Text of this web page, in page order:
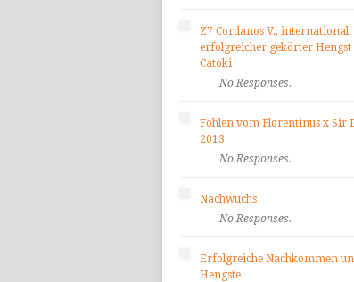
Z7 Cordanos V., international
erfolgreicher gekörter Hengst
Catoki
No Responses.
Fohlen vom Florentinus x Sir
2013
No Responses.
Nachwuchs
No Responses.
Erfolgreiche Nachkommen
Hengste